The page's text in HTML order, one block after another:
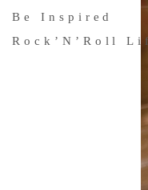
Be Inspired
Rock’N’Roll